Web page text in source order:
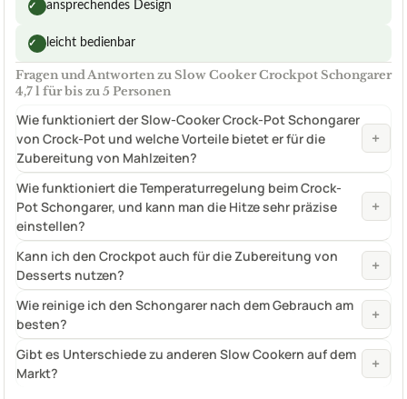
✓ ansprechendes Design
✓ leicht bedienbar
Fragen und Antworten zu Slow Cooker Crockpot Schongarer
4,7 l für bis zu 5 Personen
Wie funktioniert der Slow-Cooker Crock-Pot Schongarer
von Crock-Pot und welche Vorteile bietet er für die
Zubereitung von Mahlzeiten?
+
Wie funktioniert die Temperaturregelung beim Crock-
Pot Schongarer, und kann man die Hitze sehr präzise
einstellen?
+
Kann ich den Crockpot auch für die Zubereitung von
Desserts nutzen?
+
Wie reinige ich den Schongarer nach dem Gebrauch am
besten?
+
Gibt es Unterschiede zu anderen Slow Cookern auf dem
Markt?
+